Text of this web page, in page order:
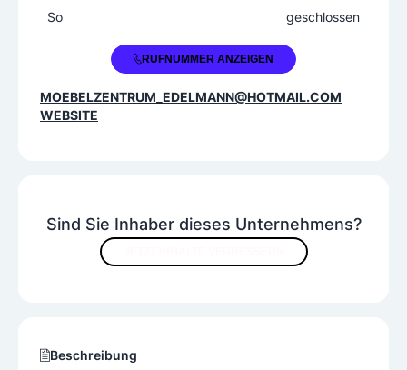
Sind Sie Inhaber dieses Unternehmens?
Beschreibung
So
geschlossen
+43 7412 524790RUFNUMMER ANZEIGEN
MOEBELZENTRUM_EDELMANN@HOTMAIL.COM
WEBSITE